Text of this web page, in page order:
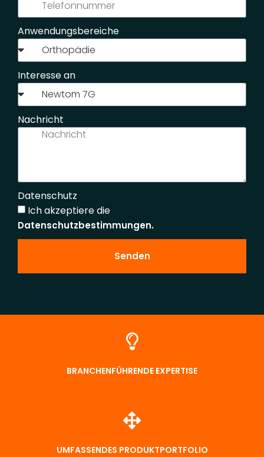
Anwendungsbereiche
Interesse an
Nachricht
Datenschutz
Ich akzeptiere die
Datenschutzbestimmungen.
Senden
BRANCHENFÜHRENDE EXPERTISE
UMFASSENDES PRODUKTPORTFOLIO